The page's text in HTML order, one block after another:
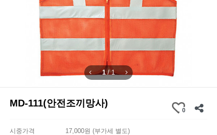
1/1
MD-111(안전조끼망사)
0
시중가격
17,000원 (부가세 별도)